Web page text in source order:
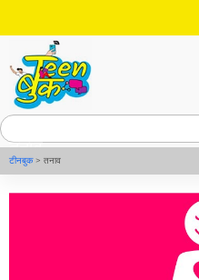
तनाव
टीनबुक>तनाव